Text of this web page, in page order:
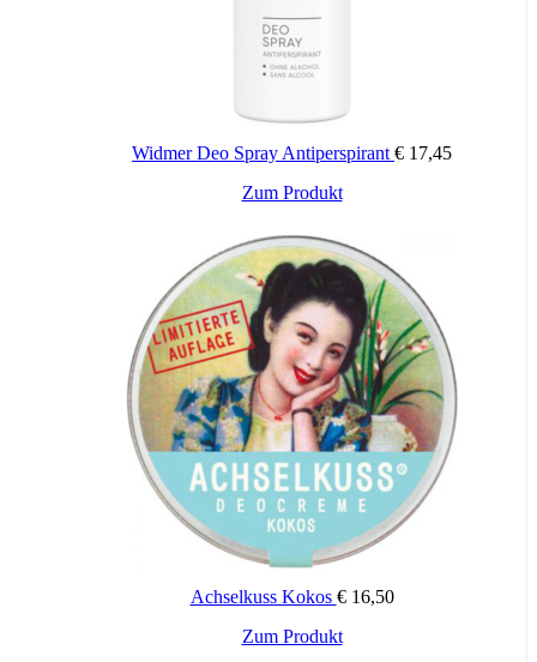
Widmer Deo Spray Antiperspirant € 17,45
Zum ProduktDieses
mehrere
Varianten
auf.
Die
Optionen
können
auf
der
Produktseite
gewählt
werden
Achselkuss Kokos €16,50
Zum Produkt